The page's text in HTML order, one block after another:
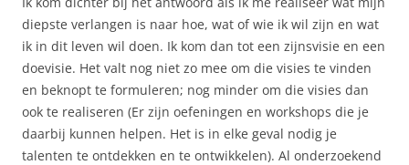
diepste verlangen is naar hoe, wat of wie ik wil zijn en wat
ik in dit leven wil doen. Ik kom dan tot een zijnsvisie en een
doevisie. Het valt nog niet zo mee om die visies te vinden
en beknopt te formuleren; nog minder om die visies dan
ook te realiseren (Er zijn oefeningen en workshops die je
daarbij kunnen helpen. Het is in elke geval nodig je
talenten te ontdekken en te ontwikkelen). Al onderzoekend